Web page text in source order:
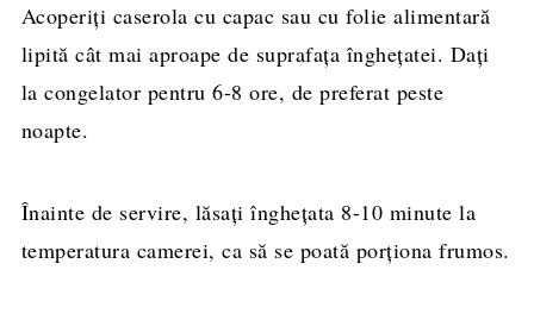
Acoperiți caserola cu capac sau cu folie alimentară
lipită cât mai aproape de suprafața înghețatei. Dați
la congelator pentru 6-8 ore, de preferat peste
noapte.
Înainte de servire, lăsați înghețata 8-10 minute la
temperatura camerei, ca să se poată porționa frumos.